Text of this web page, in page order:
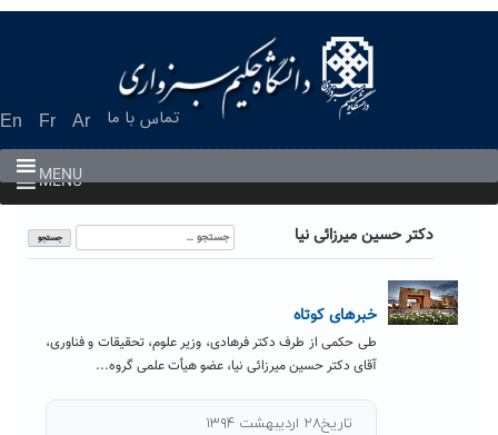
En Fr Ar تماس با ما
MENU
MENU
دکتر حسین میرزائی نیا
جستجو
برای:
خبرهای کوتاه
طی حکمی از طرف دکتر فرهادی، وزیر علوم، تحقیقات و فناوری،
آقای دکتر حسین میرزائی نیا، عضو هیأت علمی گروه...
تاریخ۲۸ اردیبهشت ۱۳۹۴